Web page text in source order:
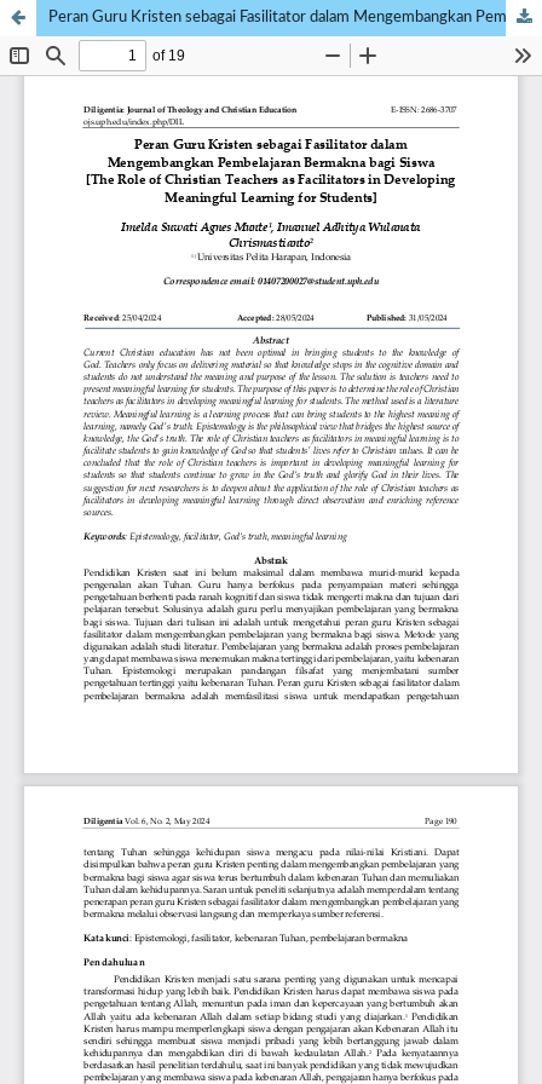
Peran Guru Kristen sebagai Fasilitator dalam Mengembangkan Pembelajaran Bermakna bagi Siswa [The Role of Christian Teachers as Facilitators in Developing Meaningful Learning for Students]